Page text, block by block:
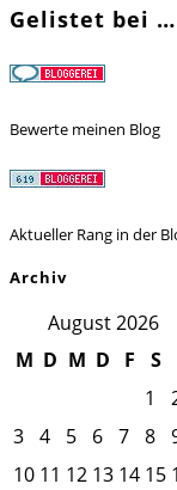
Gelistet bei …
Bewerte meinen Blog
Aktueller Rang in der
Archiv
August 2026
M D M D F S
1
3 4 5 6 7 8
10 11 12 13 14 15